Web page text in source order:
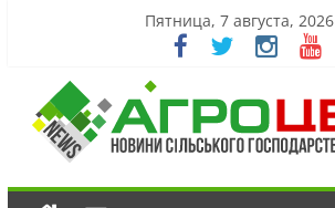
Пятница, 7 августа, 2026